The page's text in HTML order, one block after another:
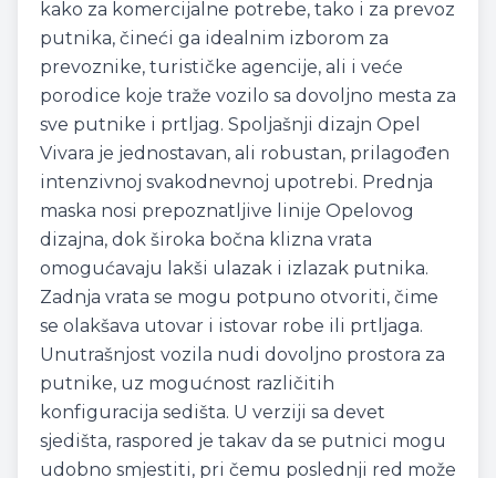
kako za komercijalne potrebe, tako i za prevoz
putnika, čineći ga idealnim izborom za
prevoznike, turističke agencije, ali i veće
porodice koje traže vozilo sa dovoljno mesta za
sve putnike i prtljag. Spoljašnji dizajn Opel
Vivara je jednostavan, ali robustan, prilagođen
intenzivnoj svakodnevnoj upotrebi. Prednja
maska nosi prepoznatljive linije Opelovog
dizajna, dok široka bočna klizna vrata
omogućavaju lakši ulazak i izlazak putnika.
Zadnja vrata se mogu potpuno otvoriti, čime
se olakšava utovar i istovar robe ili prtljaga.
Unutrašnjost vozila nudi dovoljno prostora za
putnike, uz mogućnost različitih
konfiguracija sedišta. U verziji sa devet
sjedišta, raspored je takav da se putnici mogu
udobno smjestiti, pri čemu poslednji red može